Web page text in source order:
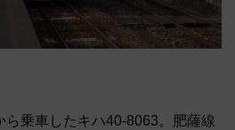
ら乗車したキハ40-8063。肥薩線